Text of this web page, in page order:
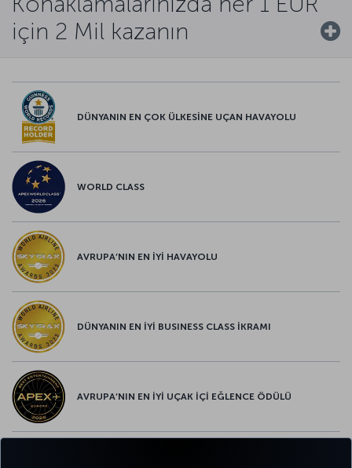
için 2 Mil kazanın
DÜNYANIN EN ÇOK ÜLKESİNE UÇAN HAVAYOLU
WORLD CLASS
AVRUPA’NIN EN İYİ HAVAYOLU
DÜNYANIN EN İYİ BUSINESS CLASS İKRAMI
AVRUPA’NIN EN İYİ UÇAK İÇİ EĞLENCE ÖDÜLÜ